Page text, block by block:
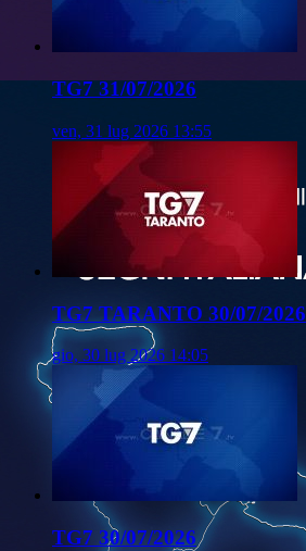
TG7 31/07/2026
ven, 31 lug 2026 13:55
TG7 TARANTO 30/07/2026
gio, 30 lug 2026 14:05
TG7 30/07/2026